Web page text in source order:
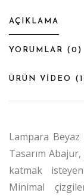
AÇIKLAMA
YORUMLAR ( 0 )
ÜRÜN VİDEO ( 1
Lampara
Tasarım
katmak
Minimal